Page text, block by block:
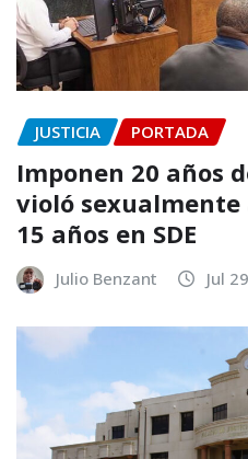
JUSTICIA PORTADA
Imponen 20 años
violó
15 años en SDE
Julio Benzant Jul